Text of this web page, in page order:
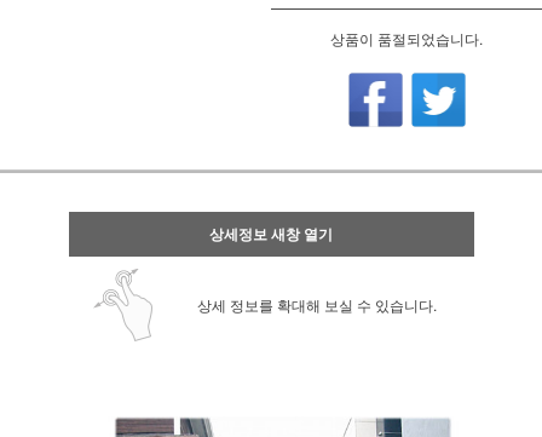
상품이 품절되었습니다.
상세정보 새창 열기
상세 정보를 확대해 보실 수 있습니다.